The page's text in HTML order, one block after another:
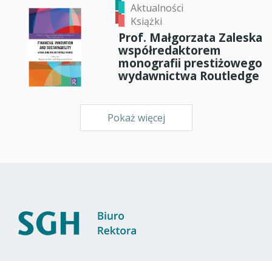
Aktualności
Książki
Prof. Małgorzata Zaleska
współredaktorem
monografii prestiżowego
wydawnictwa Routledge
Pokaż więcej